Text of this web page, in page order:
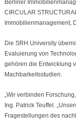
Berliner
CIRCULAR
Immobilienmanagement,
Die SRH University
Evaluierung von
gehören die Entwicklung
Machbarkeitsstudien.
„Wir verbinden
Ing. Patrick Teuffel.
Fragestellungen des